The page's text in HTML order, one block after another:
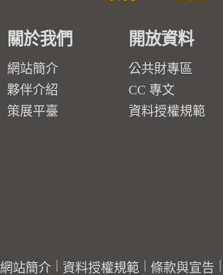
關於我們
網站簡介
夥伴介紹
策展平臺
開放資料
公共財專區
CC 專文
資料授權規範
網站簡介 資料授權規範 條款與宣告